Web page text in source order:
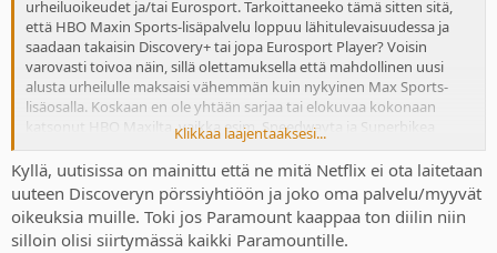
urheiluoikeudet ja/tai Eurosport. Tarkoittaneeko tämä sitten sitä,
että HBO Maxin Sports-lisäpalvelu loppuu lähitulevaisuudessa ja
saadaan takaisin Discovery+ tai jopa Eurosport Player? Voisin
varovasti toivoa näin, sillä olettamuksella että mahdollinen uusi
alusta urheilulle maksaisi vähemmän kuin nykyinen Max Sports-
lisäosalla. Koskaan en ole yhtään sarjaa tai elokuvaa kokonaan
katsonut HBO Maxilta, vaikka esim. Speedwayta ja Superbikea
katsoakseen onkin aina ollut pakko ottaa koko paketti.
Klikkaa laajentaaksesi...
Kyllä, uutisissa on mainittu että ne mitä Netflix ei ota laitetaan
uuteen Discoveryn pörssiyhtiöön ja joko oma palvelu/myyvät
oikeuksia muille. Toki jos Paramount kaappaa ton diilin niin
silloin olisi siirtymässä kaikki Paramountille.